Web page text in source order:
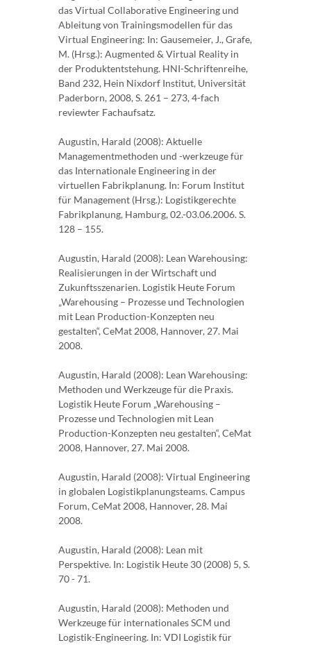
das Virtual Collaborative Engineering und
Ableitung von Trainingsmodellen für das
Virtual Engineering: In: Gausemeier, J., Grafe,
M. (Hrsg.): Augmented & Virtual Reality in
der Produktentstehung. HNI-Schriftenreihe,
Band 232, Hein Nixdorf Institut, Universität
Paderborn, 2008, S. 261 – 273, 4-fach
reviewter Fachaufsatz.
Augustin, Harald (2008): Aktuelle
Managementmethoden und -werkzeuge für
das Internationale Engineering in der
virtuellen Fabrikplanung. In: Forum Institut
für Management (Hrsg.): Logistikgerechte
Fabrikplanung, Hamburg, 02.-03.06.2006. S.
128 – 155.
Augustin, Harald (2008): Lean Warehousing:
Realisierungen in der Wirtschaft und
Zukunftsszenarien. Logistik Heute Forum
„Warehousing – Prozesse und Technologien
mit Lean Production-Konzepten neu
gestalten“, CeMat 2008, Hannover, 27. Mai
2008.
Augustin, Harald (2008): Lean Warehousing:
Methoden und Werkzeuge für die Praxis.
Logistik Heute Forum „Warehousing –
Prozesse und Technologien mit Lean
Production-Konzepten neu gestalten“, CeMat
2008, Hannover, 27. Mai 2008.
Augustin, Harald (2008): Virtual Engineering
in globalen Logistikplanungsteams. Campus
Forum, CeMat 2008, Hannover, 28. Mai
2008.
Augustin, Harald (2008): Lean mit
Perspektive. In: Logistik Heute 30 (2008) 5, S.
70 - 71.
Augustin, Harald (2008): Methoden und
Werkzeuge für internationales SCM und
Logistik-Engineering. In: VDI Logistik für